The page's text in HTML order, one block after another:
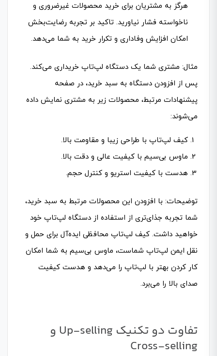
هرگز به مشتریان برای خرید محصولات غیرضروری و
ناخواسته فشار نیاورید. تاکید بر تجربه رضایت‌بخش
امکان افزایش وفاداری و تکرار خرید به شما می‌دهد.
مثال: مشتری شما یک دستگاه لپ‌تاپ خریداری می‌کند.
پس از افزودن دستگاه به سبد خرید، در صفحه
پیشنهادات مرتبط، محصولات زیر به مشتری نمایش داده
می‌شوند:
کیف لپ‌تاپ با طراحی زیبا و مقاومت بالا.
ماوس بی‌سیم با کیفیت عالی و دقت بالا.
هدست با کیفیت استریو و کنترل حجم.
توضیحات: با افزودن این محصولات مرتبط به سبد خرید،
شما تجربه جذای‌تری از استفاده از دستگاه لپ‌تاپ خود
خواهید داشت. کیف لپ‌تاپ محافظی ایده‌آل برای حمل و
نقل ایمن لپ‌تاپ شماست، ماوس بی‌سیم به شما امکان
کار کردن بهتر با لپ‌تاپ را می‌دهد و هدست کیفیت
صدای بالا را می‌برد.
تفاوت دو تکنیک Up-selling و
Cross-selling